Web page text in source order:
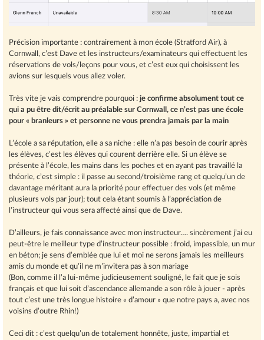
Précision importante : contrairement à mon école (Stratford Air), à
Cornwall, c’est Dave et les instructeurs/examinateurs qui effectuent les
réservations de vols/leçons pour vous, et c’est eux qui choisissent les
avions sur lesquels vous allez voler.
Très vite je vais comprendre pourquoi : je confirme absolument tout ce
qui a pu être dit/écrit au préalable sur Cornwall, ce n’est pas une école
pour « branleurs » et personne ne vous prendra jamais par la main
L’école a sa réputation, elle a sa niche : elle n’a pas besoin de courir après
les élèves, c’est les élèves qui courent derrière elle. Si un élève se
présente à l’école, les mains dans les poches et en ayant pas travaillé la
théorie, c’est simple : il passe au second/troisième rang et quelqu’un de
davantage méritant aura la priorité pour effectuer des vols (et même
plusieurs vols par jour); tout cela étant soumis à l’appréciation de
l’instructeur qui vous sera affecté ainsi que de Dave.
D’ailleurs, je fais connaissance avec mon instructeur…. sincèrement j’ai eu
peut-être le meilleur type d’instructeur possible : froid, impassible, un mur
en béton; je sens d’emblée que lui et moi ne serons jamais les meilleurs
amis du monde et qu’il ne m’invitera pas à son mariage
(Bon, comme il l’a lui-même judicieusement souligné, le fait que je sois
français et que lui soit d’ascendance allemande a son rôle à jouer - après
tout c’est une très longue histoire « d’amour » que notre pays a, avec nos
voisins d’outre Rhin!)
Ceci dit : c’est quelqu’un de totalement honnête, juste, impartial et